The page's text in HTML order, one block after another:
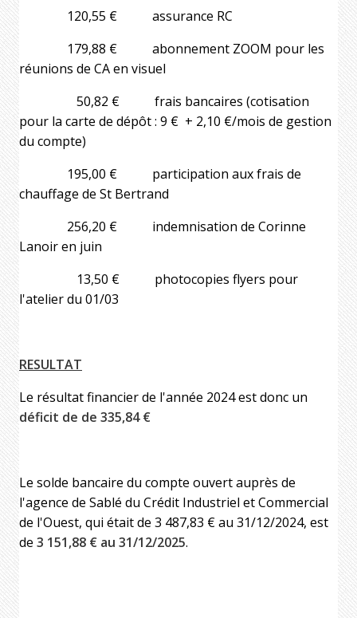
120,55 € assurance RC
179,88 € abonnement ZOOM pour les
réunions de CA en visuel
50,82 € frais bancaires (cotisation
pour la carte de dépôt : 9 € + 2,10 €/mois de gestion
du compte)
195,00 € participation aux frais de
chauffage de St Bertrand
256,20 € indemnisation de Corinne
Lanoir en juin
13,50 € photocopies flyers pour
l'atelier du 01/03
RESULTAT
Le résultat financier de l'année 2024 est donc un
déficit de de 335,84 €
Le solde bancaire du compte ouvert auprès de
l'agence de Sablé du Crédit Industriel et Commercial
de l'Ouest, qui était de 3 487,83 € au 31/12/2024, est
de 3 151,88 € au 31/12/2025.